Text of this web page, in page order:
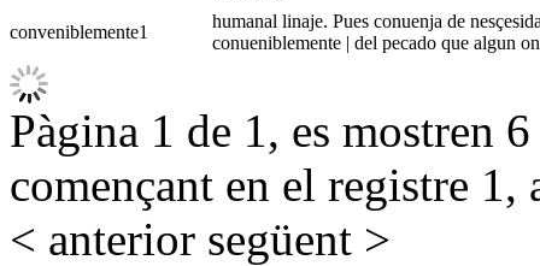
conveniblemente1
humanal linaje. Pues conuenja de
conueniblemente | del pecado que algun
Pàgina 1 de 1, es mostren
començant en el registre 1,
< anterior següent >